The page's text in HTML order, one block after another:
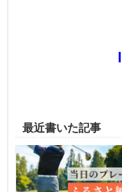
最近書いた記事